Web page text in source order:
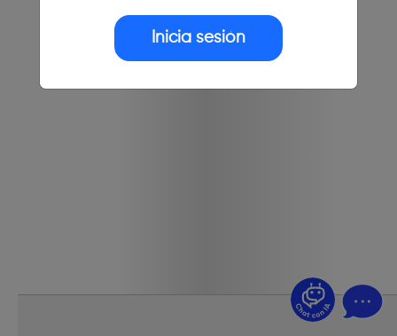
Inicia sesión